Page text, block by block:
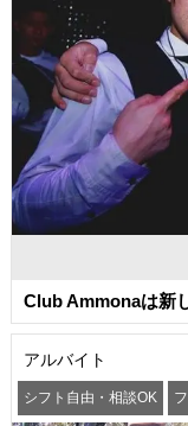
Club Ammonaは新
アルバイト
シフト自由・相談OK